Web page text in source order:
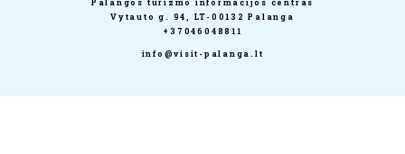
Palangos turizmo informacijos centras
Vytauto g. 94, LT-00132 Palanga
+37046048811
info@visit-palanga.lt